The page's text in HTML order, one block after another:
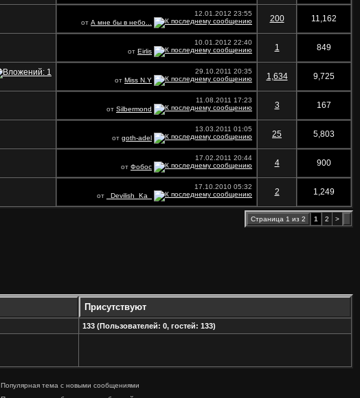
12.01.2012 23:55
от А мне бы в небо... 200 11,162
10.01.2012 22:40
от Eirlis 1 849
29.10.2011 20:35
от Miss N.Y 1,634 9,725
11.08.2011 17:23
от Silbermond 3 167
13.03.2011 01:05
от goth-adel 25 5,803
17.02.2011 20:44
от Фобос 4 900
17.10.2010 05:32
от
_Devilish_Ka_ 2 1,249
Страница 1 из 2 1 2 >
Присутствуют
133 (Пользователей: 0, гостей: 133)
Популярная тема с новыми сообщениями